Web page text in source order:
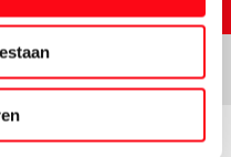
Aanbiedingen op deze